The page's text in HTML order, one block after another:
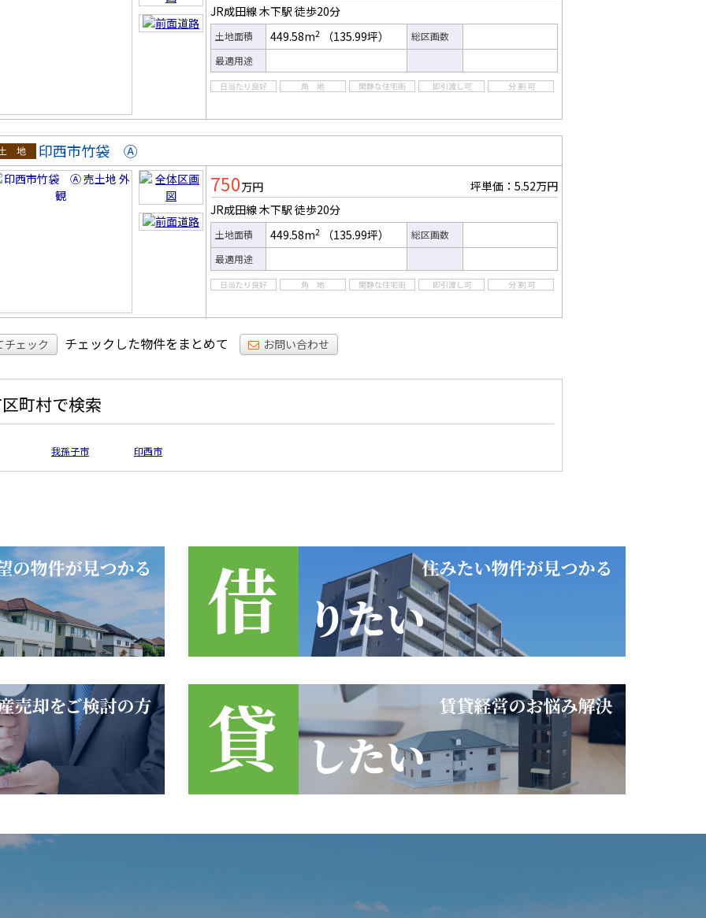
JR成田線 木下駅 徒歩20分
土地面積 449.58m2 （135.99坪）
総区画数
最適用途
地
印西市竹袋 Ⓐ
750万円
坪単価：5.52万円
JR成田線 木下駅 徒歩20分
土地面積 449.58m2 （135.99坪）
総区画数
最適用途
チェック チェックした物件をまとめて お問い合わせ
町村で検索
我孫子市 印西市